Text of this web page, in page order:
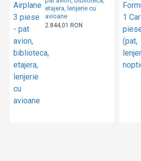
etajera, lenjerie cu
avioane
2.844,01 RON